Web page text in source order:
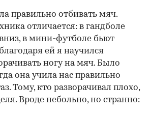
правильно отбивать мяч.
отличается: в гандболе
в мини-футболе бьют
ей я научился
ногу на мяч. Было
она учила нас правильно
Тому, кто разворачивал плохо,
Вроде небольно, но странно: